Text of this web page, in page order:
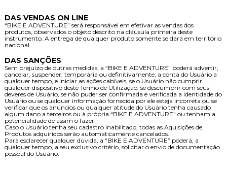
DAS VENDAS ON LINE
“BIKE E ADVENTURE” será responsável em efetivar as vendas dos
produtos, observados o objeto descrito na cláusula primeira deste
instrumento. A entrega de qualquer produto somente se dará em território
nacional.
DAS SANÇÕES
Sem prejuízo de outras medidas, a “BIKE E ADVENTURE” poderá advertir,
cancelar, suspender, temporária ou definitivamente, a conta do Usuário a
qualquer tempo, e iniciar as ações cabíveis, se o Usuário não cumprir
qualquer dispositivo deste Termo de Utilização, se descumprir com seus
deveres de Usuário, se não puder ser confirmada e verificada a identidade do
Usuário ou se qualquer informação fornecida por ele esteja incorreta ou se
verificar que os anúncios ou qualquer atitude do Usuário tenha causado
algum dano a terceiros ou à própria “BIKE E ADVENTURE” ou tenham a
potencialidade de assim o fazer.
Caso o Usuário tenha seu cadastro inabilitado, todas as Aquisições de
Produtos adquiridos serão automaticamente cancelados.
Para esclarecer qualquer dúvida, a “BIKE E ADVENTURE” poderá, a
qualquer tempo, a seu exclusivo critério, solicitar o envio de documentação
pessoal do Usuário.